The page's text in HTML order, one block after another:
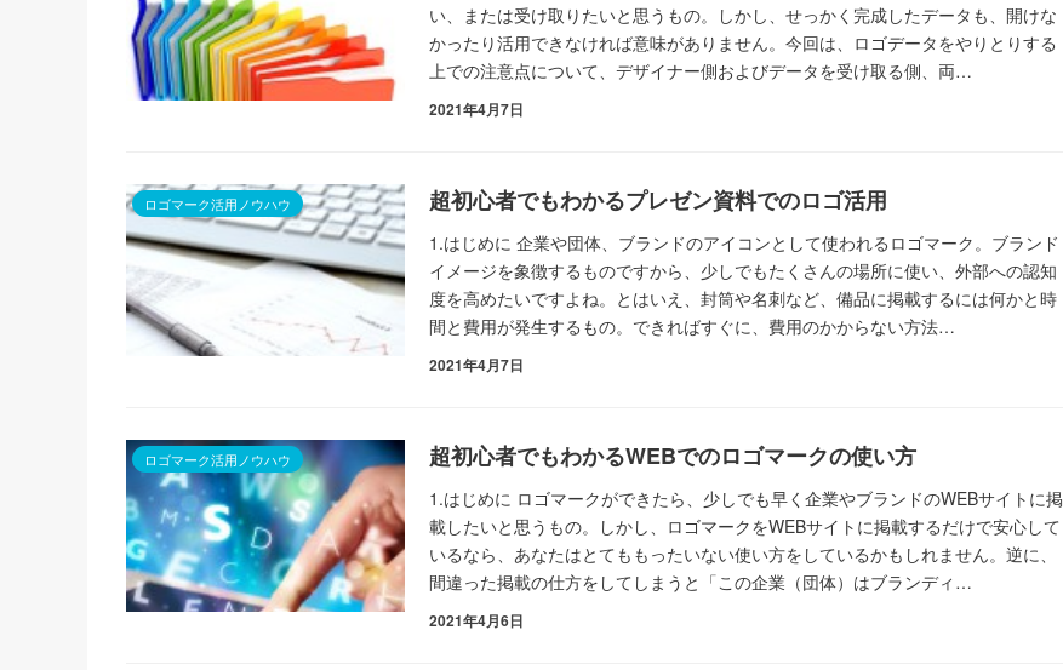
い、または受け取りたいと思うもの。しかし、せっかく完成したデータも、開けな
かったり活用できなければ意味がありません。今回は、ロゴデータをやりとりする
上での注意点について、デザイナー側およびデータを受け取る側、両…
2021年4月7日
ロゴマーク活用ノウハウ 超初心者でもわかるプレゼン資料でのロゴ活用
1.はじめに 企業や団体、ブランドのアイコンとして使われるロゴマーク。ブランド
イメージを象徴するものですから、少しでもたくさんの場所に使い、外部への認知
度を高めたいですよね。とはいえ、封筒や名刺など、備品に掲載するには何かと時
間と費用が発生するもの。できればすぐに、費用のかからない方法…
2021年4月7日
ロゴマーク活用ノウハウ 超初心者でもわかるWEBでのロゴマークの使い方
1.はじめに ロゴマークができたら、少しでも早く企業やブランドのWEBサイトに掲
載したいと思うもの。しかし、ロゴマークをWEBサイトに掲載するだけで安心して
いるなら、あなたはとてももったいない使い方をしているかもしれません。逆に、
間違った掲載の仕方をしてしまうと「この企業（団体）はブランディ…
2021年4月6日